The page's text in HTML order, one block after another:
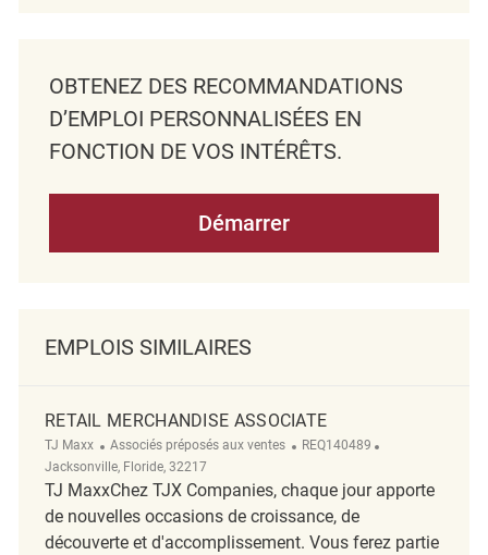
OBTENEZ DES RECOMMANDATIONS
D’EMPLOI PERSONNALISÉES EN
FONCTION DE VOS INTÉRÊTS.
Démarrer
EMPLOIS SIMILAIRES
RETAIL MERCHANDISE ASSOCIATE
TJ Maxx Catégorie
Associés préposés aux ventes ReqId
REQ140489
Jacksonville, Floride, 32217
TJ MaxxChez TJX Companies, chaque jour apporte
de nouvelles occasions de croissance, de
découverte et d'accomplissement. Vous ferez partie